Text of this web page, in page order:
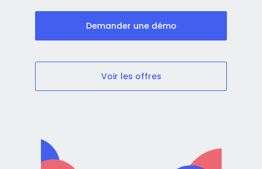
Demander une démo
Voir les offres